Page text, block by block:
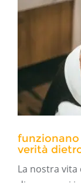
verità
La nostra vita